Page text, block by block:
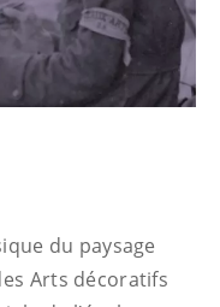
du paysage
Arts décoratifs